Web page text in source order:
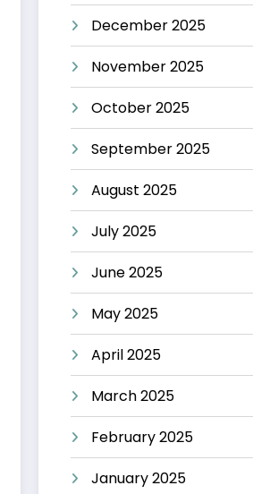
December 2025
November 2025
October 2025
September 2025
August 2025
July 2025
June 2025
May 2025
April 2025
March 2025
February 2025
January 2025